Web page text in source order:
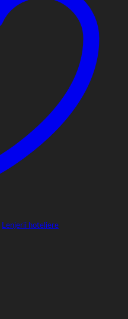
Lenjerii hoteliere